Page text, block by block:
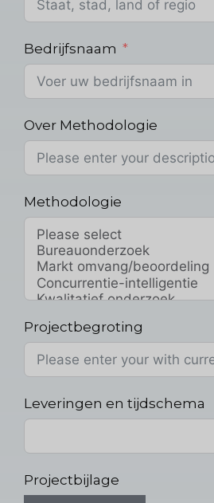
Bedrijfsnaam
Over Methodologie
Methodologie
Projectbegroting
Leveringen en tijdschema
Projectbijlage